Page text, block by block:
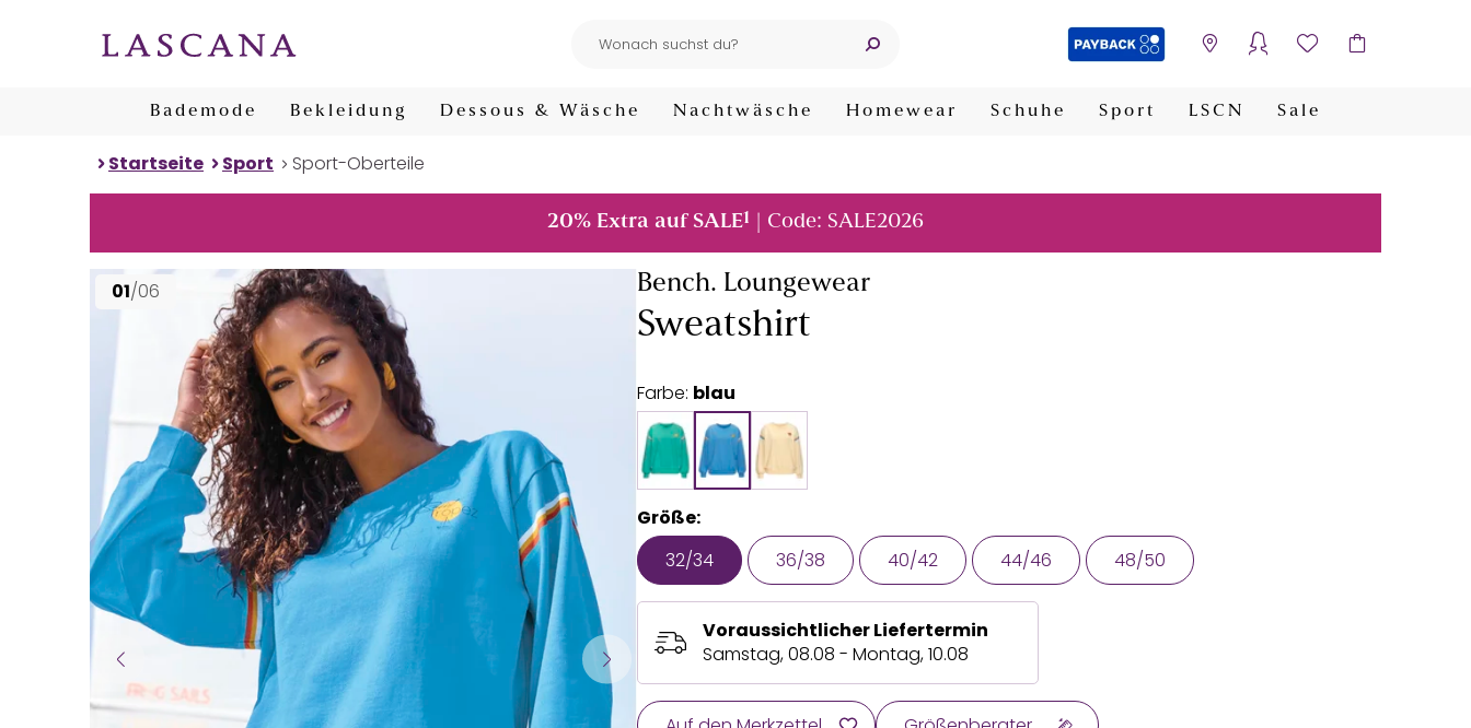
Bademode Bekleidung Dessous & Wäsche Nachtwäsche Homewear Schuhe Sport LSCN Sale
Startseite Sport Sport-Oberteile
20% Extra auf SALE1 | Code: SALE2026
01/06 Bench. Loungewear
Sweatshirt
Farbe: blau
Größe:
32/34
36/38 40/42 44/46 48/50
Voraussichtlicher Liefertermin
Samstag, 08.08 - Montag, 10.08